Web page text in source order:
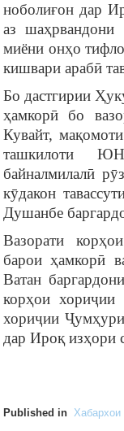
ноболиғон дар
аз шаҳрвандони
миёни онҳо
кишвари арабӣ
Бо дастгирии
ҳамкорӣ бо
Кувайт,
ташкилоти
байналмилалӣ
кӯдакон
Душанбе
Вазорати
барои ҳамкорӣ
Ватан
корҳои хориҷии
хориҷии
дар Ироқ изҳори
Published in Хабархои